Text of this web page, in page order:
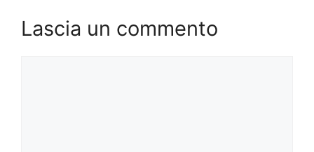
Lascia un commento